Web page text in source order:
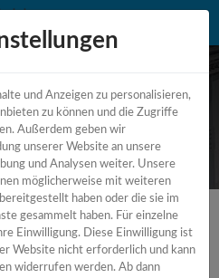
und Anzeigen zu personalisieren,
zu können und die Zugriffe
Außerdem geben wir
unserer Website an unsere
und Analysen weiter. Unsere
möglicherweise mit weiteren
haben oder die sie im
gesammelt haben. Für einzelne
Einwilligung. Diese Einwilligung ist
Website nicht erforderlich und kann
widerrufen werden. Ab dann